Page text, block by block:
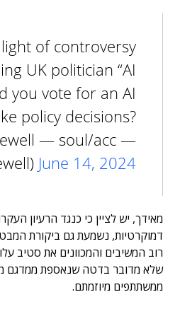
of controversy
UK politician “AI
you vote for an AI
policy decisions?
— soul/acc
June 14, 2024
מאידך, יש לציין כי כנגד הרעיון
דמוקרטיות, נשמעת גם ביקורת
רוב המשיבים והמכוונים את סטיב
שלא מדובר בדטה שנאספת ממדגם
ממשתתפים מיוזמתם.